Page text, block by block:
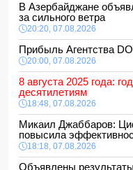
В Азербайджане
за сильного ветра
20:20, 07.08.2026
Прибыль Агентства
20:00, 07.08.2026
8 августа 2025 года:
десятилетиям
18:48, 07.08.2026
Микаил Джаббаров:
повысила
18:18, 07.08.2026
Объявлены